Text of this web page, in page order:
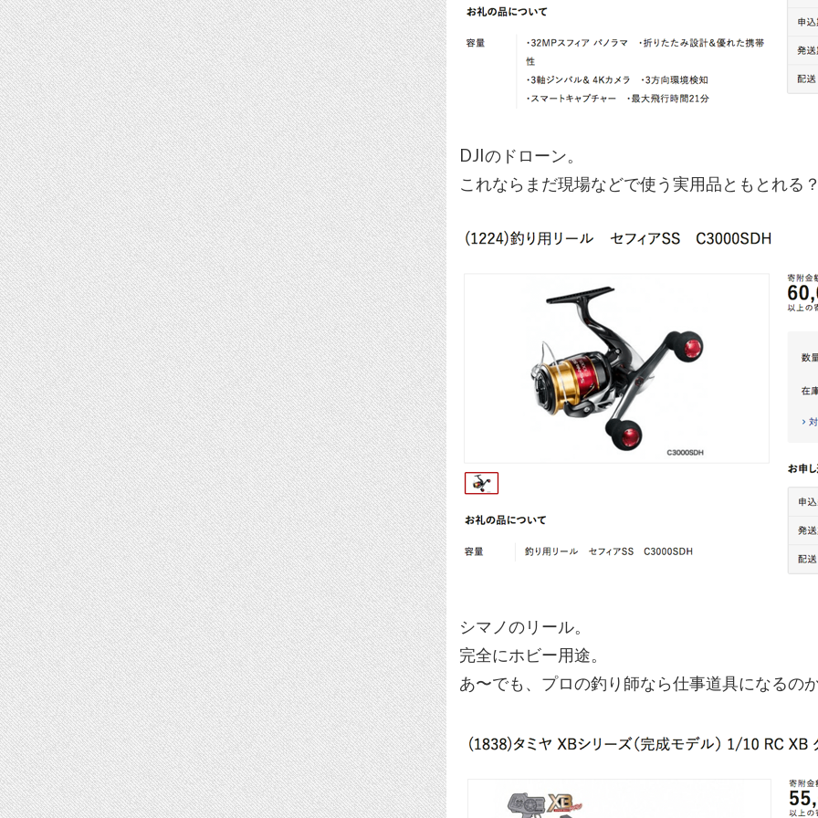
DJIのドローン。
これならまだ現場などで使う実用品ともとれる
シマノのリール。
完全にホビー用途。
あ〜でも、プロの釣り師なら仕事道具になるの